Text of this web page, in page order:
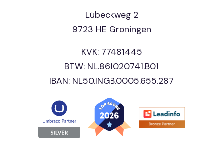
Lübeckweg 2
9723 HE Groningen
KVK: 77481445
BTW: NL.861020741.B01
IBAN: NL50.INGB.0005.655.287